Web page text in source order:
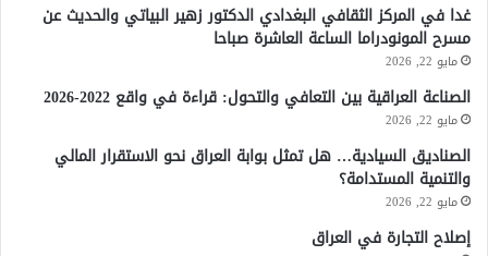
غدا في المركز الثقافي البغدادي الدكتور زهير البياتي والحديث عن
مسرح المونودراما الساعة العاشرة صباحا
مايو 22, 2026
الصناعة العراقية بين التعافي والتحول: قراءة في واقع 2022-2026
مايو 22, 2026
الصناديق السيادية… هل تمثل بوابة العراق نحو الاستقرار المالي
والتنمية المستدامة؟
مايو 22, 2026
إصلاح التجارة في العراق